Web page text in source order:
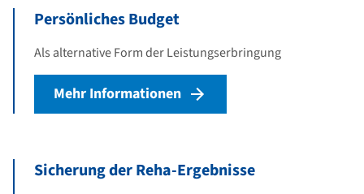
Persönliches Budget
Als alternative Form der Leistungserbringung
Mehr Informationen
Sicherung der Reha-Ergebnisse